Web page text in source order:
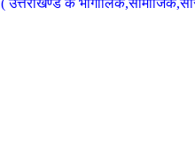
उत्तराखण्ड के